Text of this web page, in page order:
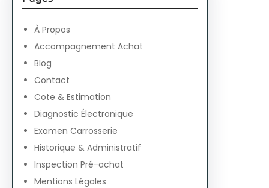
c
h À Propos
Accompagnement Achat
Blog
Contact
Cote & Estimation
Diagnostic Électronique
Examen Carrosserie
Historique & Administratif
Inspection Pré-achat
Mentions Légales